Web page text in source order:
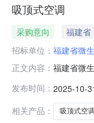
吸顶式空调
采购意向 福建省
招标单位： 福建省微
正文内容： 福建省微
温度和湿
发布时间： 2025-10-
相关产品：
吸顶式空调